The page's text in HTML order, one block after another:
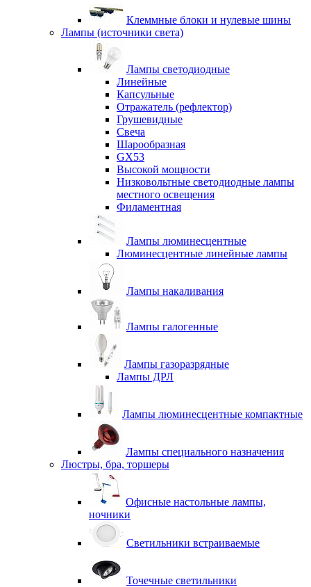
Клеммные блоки и нулевые шины
Лампы (источники света)
Лампы светодиодные
Линейные
Капсульные
Отражатель (рефлектор)
Грушевидные
Свеча
Шарообразная
GX53
Высокой мощности
Низковольтные светодиодные лампы
местного освещения
Филаментная
Лампы люминесцентные
Люминесцентные линейные лампы
Лампы накаливания
Лампы галогенные
Лампы газоразрядные
Лампы ДРЛ
Лампы люминесцентные компактные
Лампы специального назначения
Люстры, бра, торшеры
Офисные настольные лампы,
ночники
Светильники встраиваемые
Точечные светильники